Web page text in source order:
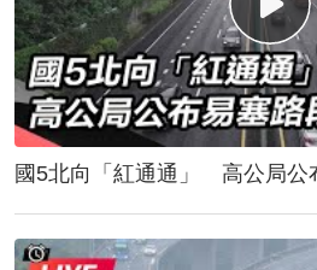
國5北向「紅通通」 高公局公